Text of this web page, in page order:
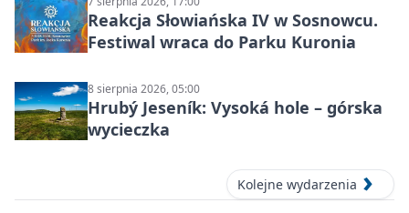
Reakcja Słowiańska IV w Sosnowcu.
Festiwal wraca do Parku Kuronia
8 sierpnia 2026, 05:00
Hrubý Jeseník: Vysoká hole – górska
wycieczka
Kolejne wydarzenia